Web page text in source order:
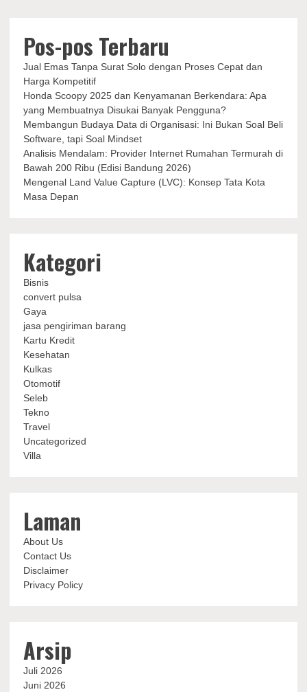
Pos-pos Terbaru
Jual Emas Tanpa Surat Solo dengan Proses Cepat dan
Harga Kompetitif
Honda Scoopy 2025 dan Kenyamanan Berkendara: Apa
yang Membuatnya Disukai Banyak Pengguna?
Membangun Budaya Data di Organisasi: Ini Bukan Soal Beli
Software, tapi Soal Mindset
Analisis Mendalam: Provider Internet Rumahan Termurah di
Bawah 200 Ribu (Edisi Bandung 2026)
Mengenal Land Value Capture (LVC): Konsep Tata Kota
Masa Depan
Kategori
Bisnis
convert pulsa
Gaya
jasa pengiriman barang
Kartu Kredit
Kesehatan
Kulkas
Otomotif
Seleb
Tekno
Travel
Uncategorized
Villa
Laman
About Us
Contact Us
Disclaimer
Privacy Policy
Arsip
Juli 2026
Juni 2026